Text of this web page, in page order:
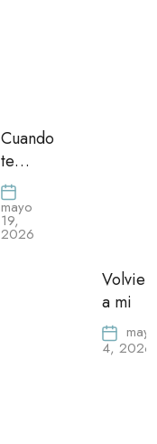
Cuando
te
pierdas
mayo
19,
2026
a mi
mayo
4, 2026